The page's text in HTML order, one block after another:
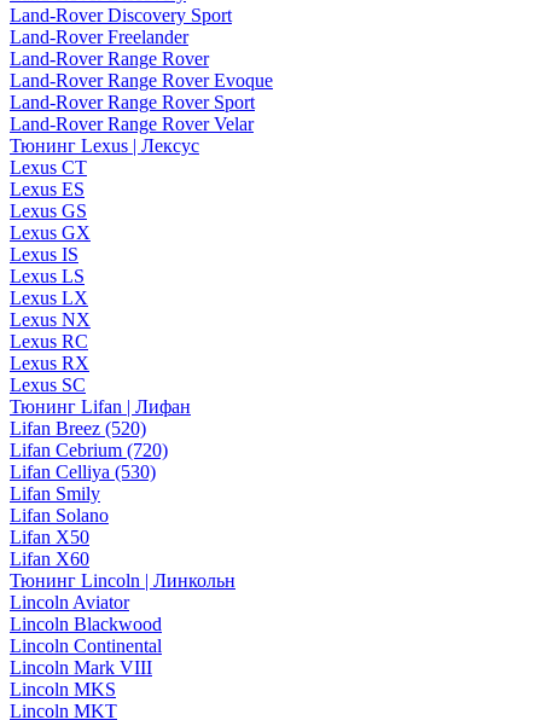
Land-Rover Discovery Sport
Land-Rover Freelander
Land-Rover Range Rover
Land-Rover Range Rover Evoque
Land-Rover Range Rover Sport
Land-Rover Range Rover Velar
Тюнинг Lexus | Лексус
Lexus CT
Lexus ES
Lexus GS
Lexus GX
Lexus IS
Lexus LS
Lexus LX
Lexus NX
Lexus RC
Lexus RX
Lexus SC
Тюнинг Lifan | Лифан
Lifan Breez (520)
Lifan Cebrium (720)
Lifan Celliya (530)
Lifan Smily
Lifan Solano
Lifan X50
Lifan X60
Тюнинг Lincoln | Линкольн
Lincoln Aviator
Lincoln Blackwood
Lincoln Continental
Lincoln Mark VIII
Lincoln MKS
Lincoln MKT